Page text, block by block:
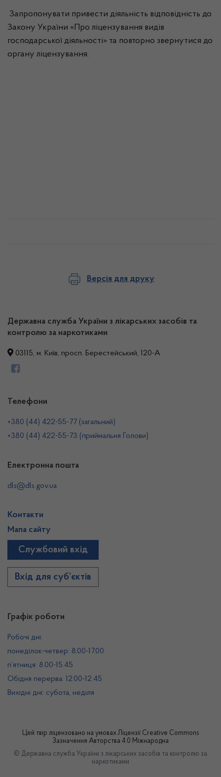
Запропонувати привести діяльність відповідність до
Закону України «Про ліцензування видів
господарської діяльності» та повторно звернутися до
органу ліцензування.
Версія для друку
Державна служба України з лікарських засобів та
контролю за наркотиками
03115, м. Київ, просп. Берестейський, 120-А
Графік роботи
Робочі дні:
понеділок-четвер: 8.00-17.00
п’ятниця: 8.00-15.45
Обідня перерва: 12.00-12.45
Вихідні дні: субота, неділя
Телефони
+380 (44) 422-55-77 (загальний)
+380 (44) 422-55-73 (приймальня Голови)
Електронна пошта
dls@dls.gov.ua
Контакти
Мапа сайту
Службовий вхід
Вхід для суб’єктів
Цей твір ліцензовано на умовах Ліцензії Creative Commons
Зазначення Авторства 4.0 Міжнародна
© Державна служба України з лікарських засобів та контролю за
наркотиками